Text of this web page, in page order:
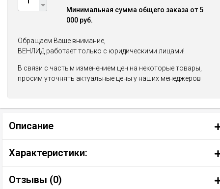
Минимальная сумма общего заказа от 5
000 руб.
Обращаем Ваше внимание,
ВЕНЛИД работает только с юридическими лицами!
В связи с частым изменением цен на некоторые товары,
просим уточнять актуальные цены у наших менеджеров
Описание
Характеристики:
Отзывы (0)